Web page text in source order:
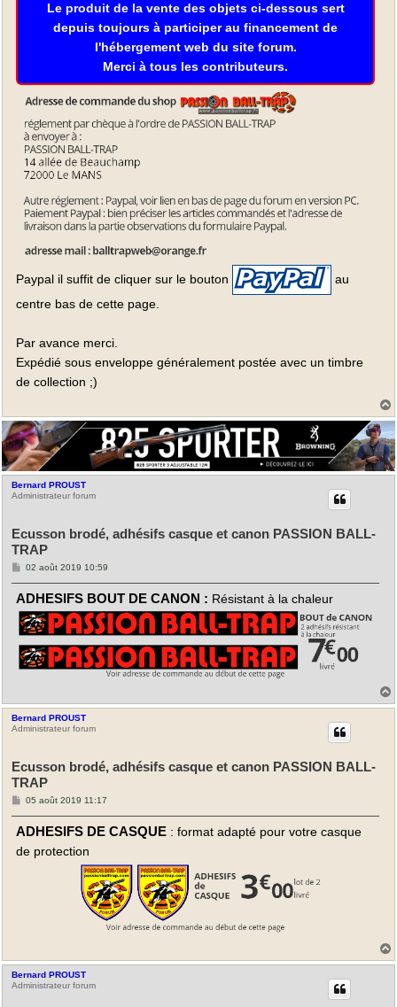
Le produit de la vente des objets ci-dessous sert
depuis toujours à participer au financement de
l'hébergement web du site forum.
Merci à tous les contributeurs.
Paypal il suffit de cliquer sur le bouton
au
centre bas de cette page.
Par avance merci.
Expédié sous enveloppe généralement postée avec un timbre
de collection ;)
t
Bernard PROUST
Administrateur forum
Ecusson brodé, adhésifs casque et canon PASSION BALL-
TRAP
M
s
g
e
02 août 2019 10:59
ADHESIFS BOUT DE CANON : Résistant à la chaleur
Bernard PROUST
Administrateur forum
Ecusson brodé, adhésifs casque et canon PASSION BALL-
TRAP
M
s
g
05 août 2019 11:17
ADHESIFS DE CASQUE : format adapté pour votre casque
de protection
Bernard PROUST
Administrateur forum